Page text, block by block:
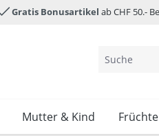
Gratis Bonusartikel ab CHF 50.-
Mutter & Kind